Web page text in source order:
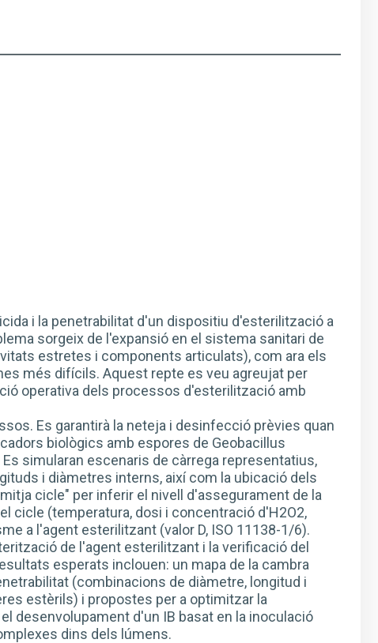
i la penetrabilitat d'un dispositiu d'esterilització a
sorgeix de l'expansió en el sistema sanitari de
estretes i components articulats), com ara els
més difícils. Aquest repte es veu agreujat per
operativa dels processos d'esterilització amb
Es garantirà la neteja i desinfecció prèvies quan
biològics amb espores de Geobacillus
simularan escenaris de càrrega representatius,
i diàmetres interns, així com la ubicació dels
cicle" per inferir el nivell d'assegurament de la
cicle (temperatura, dosi i concentració d'H2O2,
a l'agent esterilitzant (valor D, ISO 11138-1/6).
de l'agent esterilitzant i la verificació del
esperats inclouen: un mapa de la cambra
(combinacions de diàmetre, longitud i
estèrils) i propostes per a optimitzar la
desenvolupament d'un IB basat en la inoculació
dins dels lúmens.